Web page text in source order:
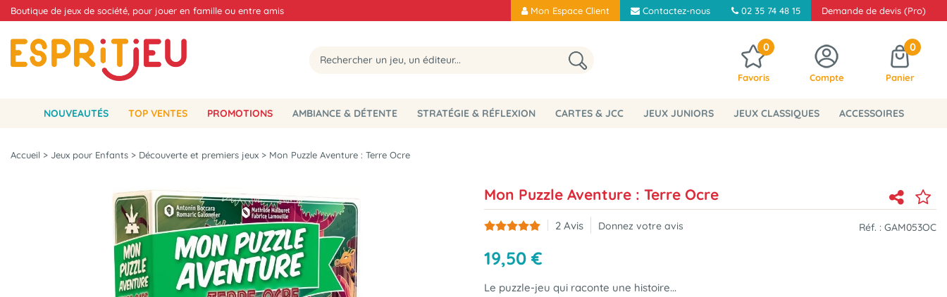
Boutique de jeux de société, pour jouer en famille ou entre amis Mon Espace Client Contactez-nous 02 35 74 48 15 Demande de devis (Pro)
0
Favoris Compte
0
Panier
NOUVEAUTÉS TOP VENTES PROMOTIONS AMBIANCE & DÉTENTE STRATÉGIE & RÉFLEXION CARTES & JCC JEUX JUNIORS JEUX CLASSIQUES ACCESSOIRES
Accueil > Jeux pour Enfants > Découverte et premiers jeux > Mon Puzzle Aventure : Terre Ocre
Mon Puzzle Aventure : Terre Ocre
2 Avis Donnez votre avis Réf. : GAM053OC
19,50 €
Le puzzle-jeu qui raconte une histoire...